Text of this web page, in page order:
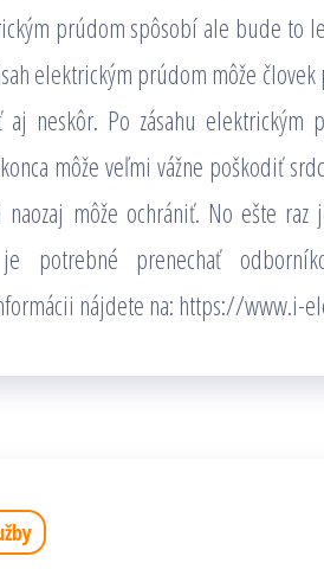
prúdom spôsobí ale bude to
elektrickým prúdom môže
neskôr. Po zásahu elektrickým
môže veľmi vážne poškodiť
naozaj môže ochrániť. No ešte
potrebné prenechať
nájdete na: https://www.i-